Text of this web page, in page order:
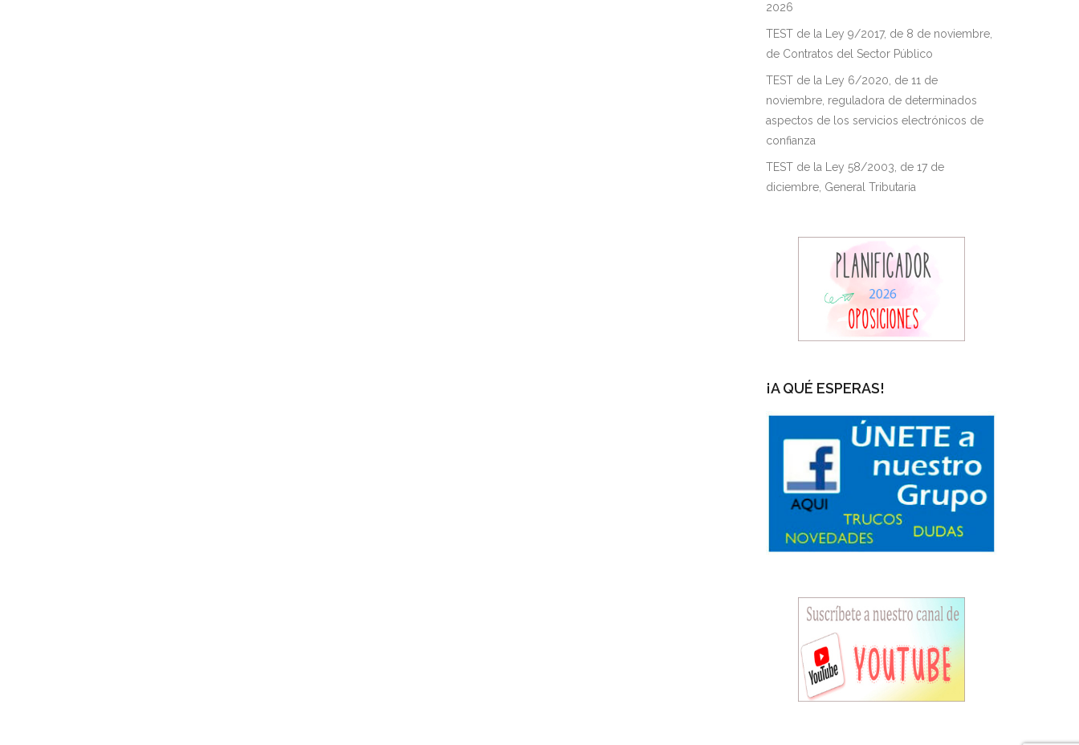
2026
TEST de la Ley 9/2017, de 8 de noviembre,
de Contratos del Sector Público
TEST de la Ley 6/2020, de 11 de
noviembre, reguladora de determinados
aspectos de los servicios electrónicos de
confianza
TEST de la Ley 58/2003, de 17 de
diciembre, General Tributaria
¡A QUÉ ESPERAS!